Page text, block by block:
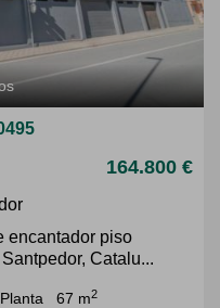
164.800 €
encantador piso
Catalu...
Planta 67 m2